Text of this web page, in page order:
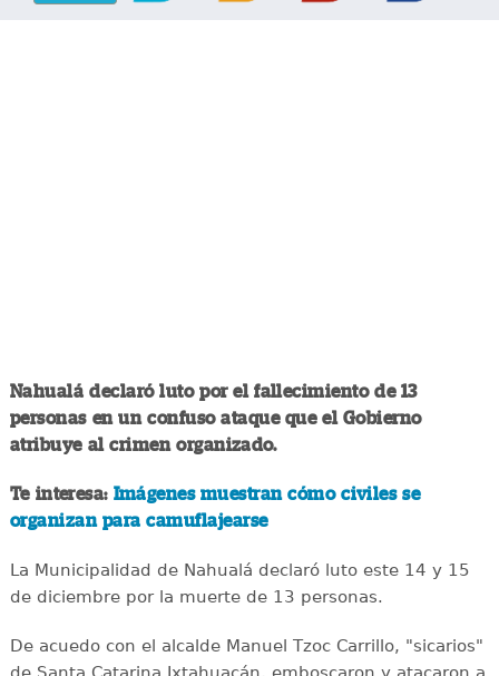
Nahualá declaró luto por el fallecimiento de 13
personas en un confuso ataque que el Gobierno
atribuye al crimen organizado.
Te interesa:Imágenes muestran cómo civiles se
organizan para camuflajearse
La Municipalidad de Nahualá declaró luto este 14 y 15
de diciembre por la muerte de 13 personas.
De acuedo con el alcalde Manuel Tzoc Carrillo, "sicarios"